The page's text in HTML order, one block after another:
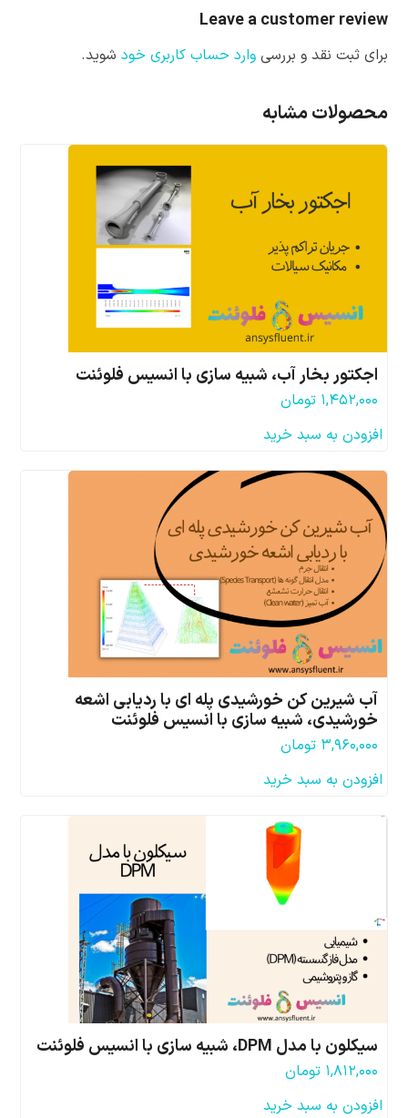
Leave a customer review
برای ثبت نقد و بررسیوارد حساب کاربری خود شوید.
محصولات مشابه
اجکتور بخار آب، شبیه سازی با انسیس فلوئنت
۱,۴۵۲,۰۰۰ تومان
افزودن به سبد خرید
آب شیرین کن خورشیدی پله ای با ردیابی اشعه
خورشیدی، شبیه سازی با انسیس فلوئنت
۳,۹۶۰,۰۰۰ تومان
افزودن به سبد خرید
سیکلون با مدل DPM، شبیه سازی با انسیس فلوئنت
۱,۸۱۲,۰۰۰ تومان
افزودن به سبد خرید